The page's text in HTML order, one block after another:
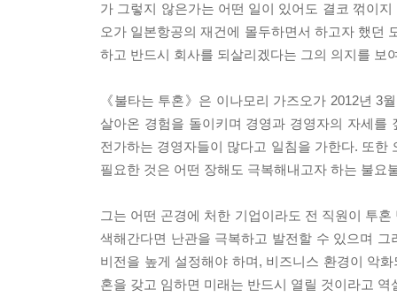
가 그렇지 않은가는 어떤 일이 있어도 결코 꺾이
오가 일본항공의 재건에 몰두하면서 하고자 했던
하고 반드시 회사를 되살리겠다는 그의 의지를 보
《불타는 투혼》은 이나모리 가즈오가 2012년 3
살아온 경험을 돌이키며 경영과 경영자의 자세
전가하는 경영자들이 많다고 일침을 가한다. 또
필요한 것은 어떤 장해도 극복해내고자 하는 불요
그는 어떤 곤경에 처한 기업이라도 전 직원이 투
색해간다면 난관을 극복하고 발전할 수 있으며
비전을 높게 설정해야 하며, 비즈니스 환경이 악
혼을 갖고 임하면 미래는 반드시 열릴 것이라고 역